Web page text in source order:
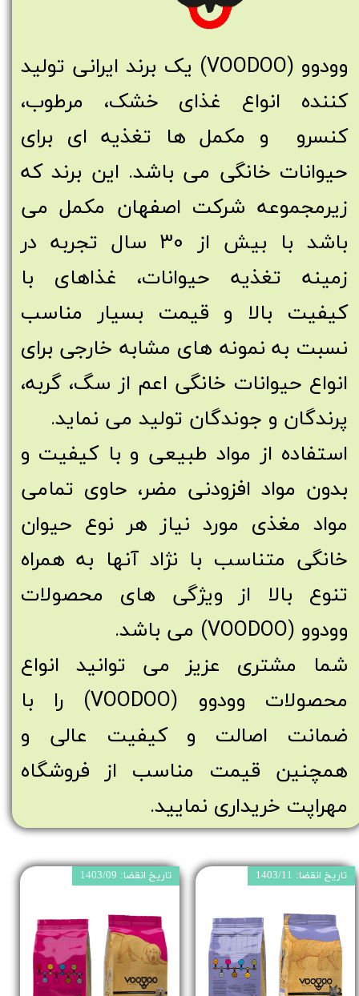
وودوو (VOODOO) یک برند ایرانی تولید
کننده انواع غذای خشک، مرطوب،
کنسرو و مکمل ها تغذیه ای برای
حیوانات خانگی می باشد. این برند که
زیرمجموعه شرکت اصفهان مکمل می
باشد با بیش از 30 سال تجربه در
زمینه تغذیه حیوانات، غذاهای با
کیفیت بالا و قیمت بسیار مناسب
نسبت به نمونه های مشابه خارجی برای
انواع حیوانات خانگی اعم از سگ، گربه،
پرندگان و جوندگان تولید می نماید.
استفاده از مواد طبیعی و با کیفیت و
بدون مواد افزودنی مضر، حاوی تمامی
مواد مغذی مورد نیاز هر نوع حیوان
خانگی متناسب با نژاد آنها به همراه
تنوع بالا از ویژگی های محصولات
وودوو (VOODOO) می باشد.
شما مشتری عزیز می توانید انواع
محصولات وودوو (VOODOO) را با
ضمانت اصالت و کیفیت عالی و
همچنین قیمت مناسب از فروشگاه
مهراپت خریداری نمایید.
تاریخ انقضا: 1403/11 تاریخ انقضا: 1403/09